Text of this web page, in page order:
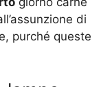
di
purché queste